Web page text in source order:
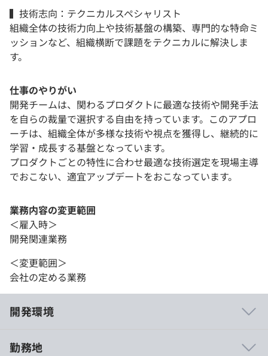
▍技術志向：テクニカルスペシャリスト
組織全体の技術力向上や技術基盤の構築、専門的な特命ミ
ッションなど、組織横断で課題をテクニカルに解決しま
す。
仕事のやりがい
開発チームは、関わるプロダクトに最適な技術や開発手法
を自らの裁量で選択する自由を持っています。このアプロ
ーチは、組織全体が多様な技術や視点を獲得し、継続的に
学習・成長する基盤となっています。
プロダクトごとの特性に合わせ最適な技術選定を現場主導
でおこない、適宜アップデートをおこなっています。
業務内容の変更範囲
＜雇入時＞
開発関連業務
＜変更範囲＞
会社の定める業務
開発環境
勤務地